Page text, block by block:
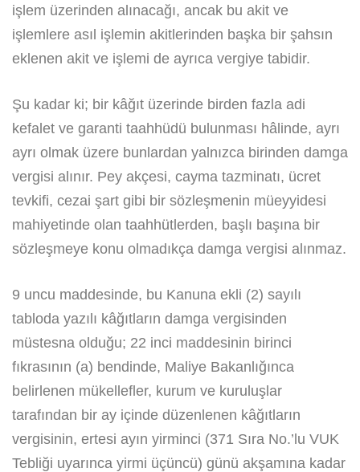
işlem üzerinden alınacağı, ancak bu akit ve
işlemlere asıl işlemin akitlerinden başka bir şahsın
eklenen akit ve işlemi de ayrıca vergiye tabidir.
Şu kadar ki; bir kâğıt üzerinde birden fazla adi
kefalet ve garanti taahhüdü bulunması hâlinde, ayrı
ayrı olmak üzere bunlardan yalnızca birinden damga
vergisi alınır. Pey akçesi, cayma tazminatı, ücret
tevkifi, cezai şart gibi bir sözleşmenin müeyyidesi
mahiyetinde olan taahhütlerden, başlı başına bir
sözleşmeye konu olmadıkça damga vergisi alınmaz.
9 uncu maddesinde, bu Kanuna ekli (2) sayılı
tabloda yazılı kâğıtların damga vergisinden
müstesna olduğu; 22 inci maddesinin birinci
fıkrasının (a) bendinde, Maliye Bakanlığınca
belirlenen mükellefler, kurum ve kuruluşlar
tarafından bir ay içinde düzenlenen kâğıtların
vergisinin, ertesi ayın yirminci (371 Sıra No.’lu VUK
Tebliği uyarınca yirmi üçüncü) günü akşamına kadar